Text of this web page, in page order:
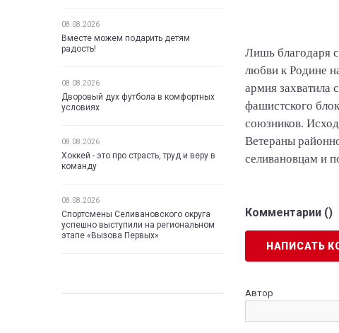
08.08.2026
Вместе можем подарить детям
радость!
08.08.2026
Дворовый дух футбола в комфортных
условиях
08.08.2026
Хоккей - это про страсть, труд и веру в
команду
08.08.2026
Спортсмены Селивановского округа
успешно выступили на региональном
этапе «Вызова Первых»
Лишь благодаря
любви к Родине
армия захватила
фашистского
союзников.
Ветераны
селивановцам и
Комментарии ()
НАПИСАТЬ
Автор